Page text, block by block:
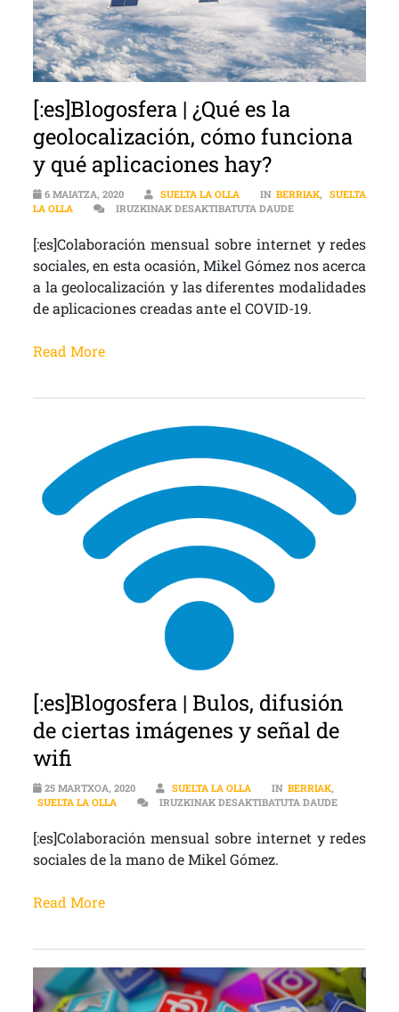
[:es]Blogosfera | ¿Qué es la
geolocalización, cómo funciona
y qué aplicaciones hay?
6 MAIATZA, 2020 SUELTA LA OLLA IN BERRIAK, SUELTA
LA OLLA
IRUZKINAK DESAKTIBATUTA DAUDE[:ES]BLOGOSFERA |
[:es]Colaboración mensual sobre internet y redes
sociales, en esta ocasión, Mikel Gómez nos acerca
a la geolocalización y las diferentes modalidades
de aplicaciones creadas ante el COVID-19.
Read More
[:es]Blogosfera | Bulos, difusión
de ciertas imágenes y señal de
wifi
25 MARTXOA, 2020 SUELTA LA OLLA IN BERRIAK,
SUELTA LA OLLA
IRUZKINAK DESAKTIBATUTA DAUDE
[:es]Colaboración mensual sobre internet y redes
sociales de la mano de Mikel Gómez.
Read More